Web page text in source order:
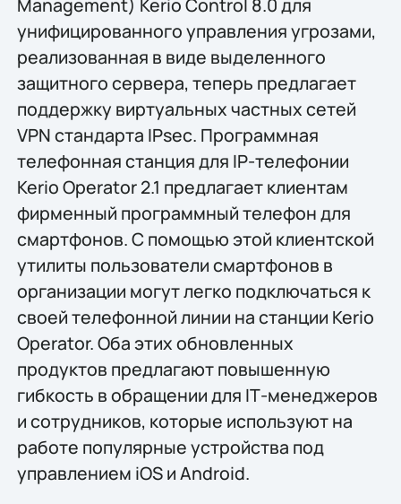
унифицированного управления угрозами,
реализованная в виде выделенного
защитного сервера, теперь предлагает
поддержку виртуальных частных сетей
VPN стандарта IPsec. Программная
телефонная станция для IP-телефонии
Kerio Operator 2.1 предлагает клиентам
фирменный программный телефон для
смартфонов. С помощью этой клиентской
утилиты пользователи смартфонов в
организации могут легко подключаться к
своей телефонной линии на станции Kerio
Operator. Оба этих обновленных
продуктов предлагают повышенную
гибкость в обращении для IТ-менеджеров
и сотрудников, которые используют на
работе популярные устройства под
управлением iOS и Android.